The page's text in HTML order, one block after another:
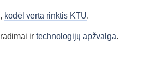
kodėl verta rinktis KTU.
ir technologijų apžvalga.